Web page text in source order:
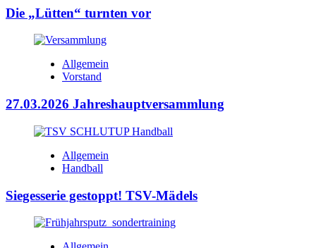
Die „Lütten“ turnten vor
Allgemein
Vorstand
27.03.2026 Jahreshauptversammlung
Allgemein
Handball
Siegesserie gestoppt! TSV-Mädels